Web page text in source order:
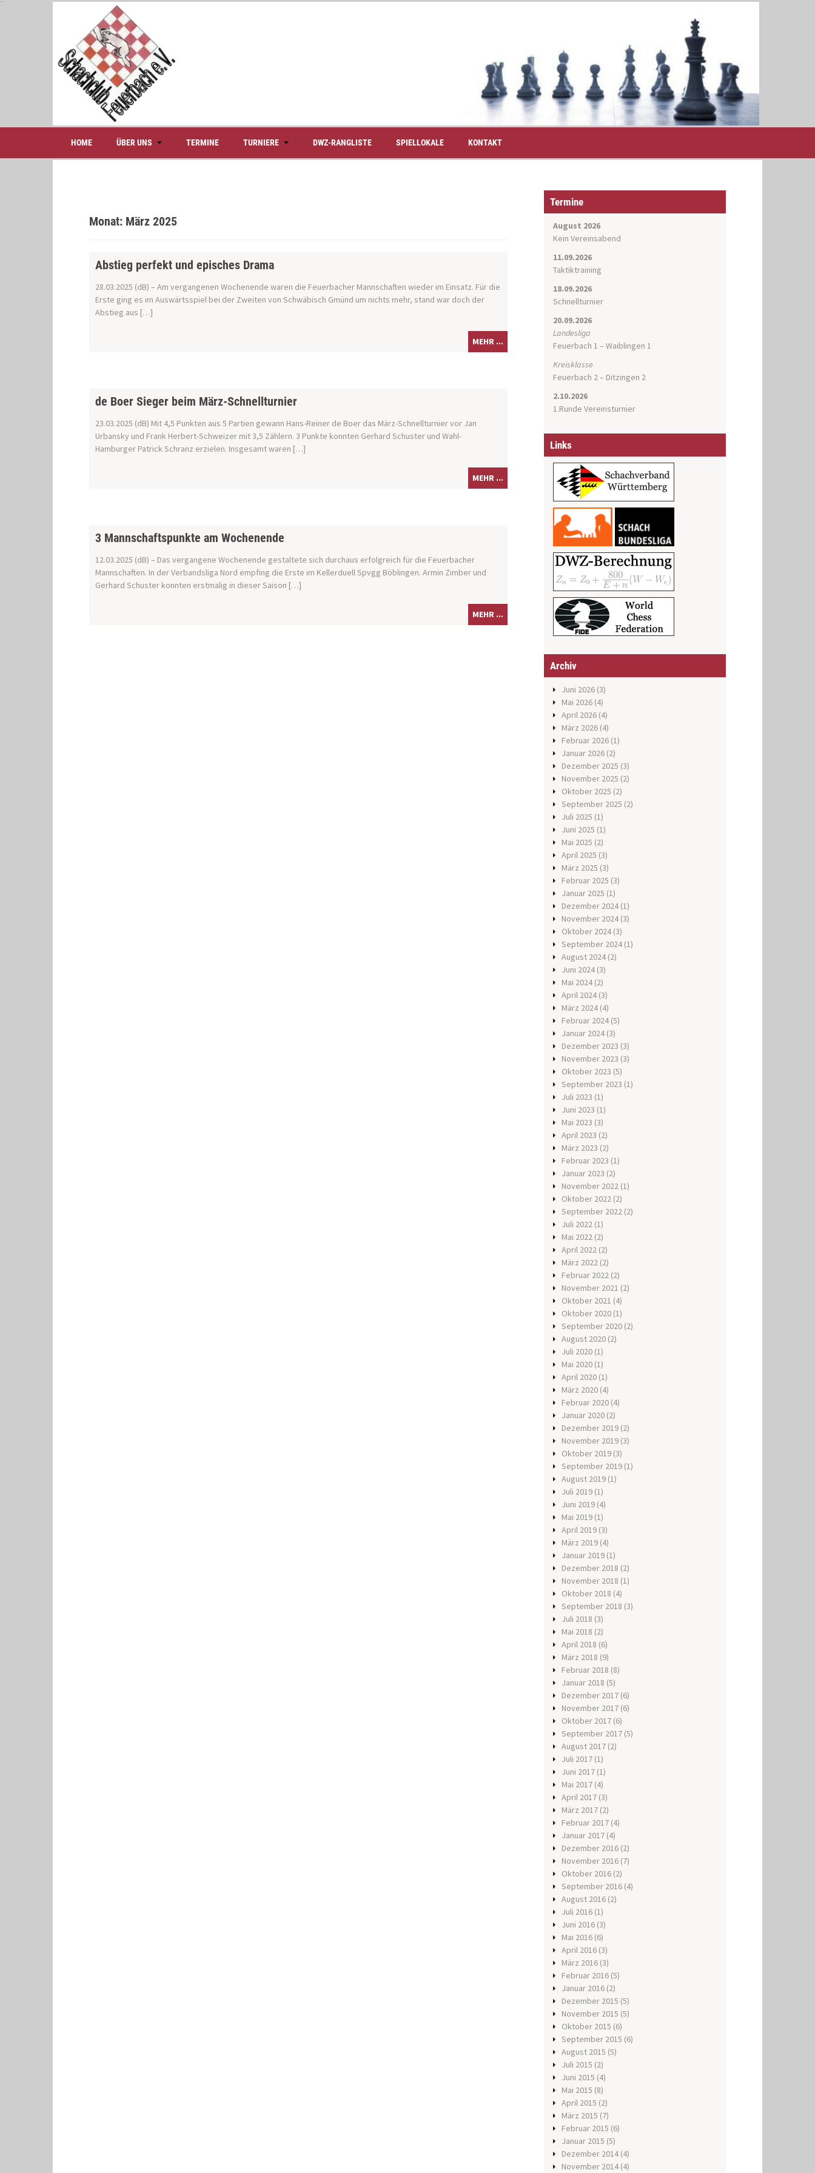
S
t
HOME ÜBER UNS TERMINE TURNIERE DWZ-RANGLISTE SPIELLOKALE KONTAKT
Monat: März 2025
Abstieg perfekt und episches Drama
28.03.2025 (dB) – Am vergangenen Wochenende waren die Feuerbacher Mannschaften wieder im Einsatz. Für die
Erste ging es im Auswärtsspiel bei der Zweiten von Schwäbisch Gmünd um nichts mehr, stand war doch der
Abstieg aus […]
MEHR ...
de Boer Sieger beim März-Schnellturnier
23.03.2025 (dB) Mit 4,5 Punkten aus 5 Partien gewann Hans-Reiner de Boer das März-Schnellturnier vor Jan
Urbansky und Frank Herbert-Schweizer mit 3,5 Zählern. 3 Punkte konnten Gerhard Schuster und Wahl-
Hamburger Patrick Schranz erzielen. Insgesamt waren […]
MEHR ...
3 Mannschaftspunkte am Wochenende
12.03.2025 (dB) – Das vergangene Wochenende gestaltete sich durchaus erfolgreich für die Feuerbacher
Mannschaften. In der Verbandsliga Nord empfing die Erste im Kellerduell Spvgg Böblingen. Armin Zimber und
Gerhard Schuster konnten erstmalig in dieser Saison […]
MEHR ...
Termine
August 2026
Kein Vereinsabend
11.09.2026
Taktiktraining
18.09.2026
Schnellturnier
20.09.2026
Landesliga
Feuerbach 1 – Waiblingen 1
Kreisklasse
Feuerbach 2 – Ditzingen 2
2.10.2026
1.Runde Vereinsturnier
Links
Archiv
Juni 2026 (3)
Mai 2026 (4)
April 2026 (4)
März 2026 (4)
Februar 2026 (1)
Januar 2026 (2)
Dezember 2025 (3)
November 2025 (2)
Oktober 2025 (2)
September 2025 (2)
Juli 2025 (1)
Juni 2025 (1)
Mai 2025 (2)
April 2025 (3)
März 2025 (3)
Februar 2025 (3)
Januar 2025 (1)
Dezember 2024 (1)
November 2024 (3)
Oktober 2024 (3)
September 2024 (1)
August 2024 (2)
Juni 2024 (3)
Mai 2024 (2)
April 2024 (3)
März 2024 (4)
Februar 2024 (5)
Januar 2024 (3)
Dezember 2023 (3)
November 2023 (3)
Oktober 2023 (5)
September 2023 (1)
Juli 2023 (1)
Juni 2023 (1)
Mai 2023 (3)
April 2023 (2)
März 2023 (2)
Februar 2023 (1)
Januar 2023 (2)
November 2022 (1)
Oktober 2022 (2)
September 2022 (2)
Juli 2022 (1)
Mai 2022 (2)
April 2022 (2)
März 2022 (2)
Februar 2022 (2)
November 2021 (2)
Oktober 2021 (4)
Oktober 2020 (1)
September 2020 (2)
August 2020 (2)
Juli 2020 (1)
Mai 2020 (1)
April 2020 (1)
März 2020 (4)
Februar 2020 (4)
Januar 2020 (2)
Dezember 2019 (2)
November 2019 (3)
Oktober 2019 (3)
September 2019 (1)
August 2019 (1)
Juli 2019 (1)
Juni 2019 (4)
Mai 2019 (1)
April 2019 (3)
März 2019 (4)
Januar 2019 (1)
Dezember 2018 (2)
November 2018 (1)
Oktober 2018 (4)
September 2018 (3)
Juli 2018 (3)
Mai 2018 (2)
April 2018 (6)
März 2018 (9)
Februar 2018 (8)
Januar 2018 (5)
Dezember 2017 (6)
November 2017 (6)
Oktober 2017 (6)
September 2017 (5)
August 2017 (2)
Juli 2017 (1)
Juni 2017 (1)
Mai 2017 (4)
April 2017 (3)
März 2017 (2)
Februar 2017 (4)
Januar 2017 (4)
Dezember 2016 (2)
November 2016 (7)
Oktober 2016 (2)
September 2016 (4)
August 2016 (2)
Juli 2016 (1)
Juni 2016 (3)
Mai 2016 (6)
April 2016 (3)
März 2016 (3)
Februar 2016 (5)
Januar 2016 (2)
Dezember 2015 (5)
November 2015 (5)
Oktober 2015 (6)
September 2015 (6)
August 2015 (5)
Juli 2015 (2)
Juni 2015 (4)
Mai 2015 (8)
April 2015 (2)
März 2015 (7)
Februar 2015 (6)
Januar 2015 (5)
Dezember 2014 (4)
November 2014 (4)